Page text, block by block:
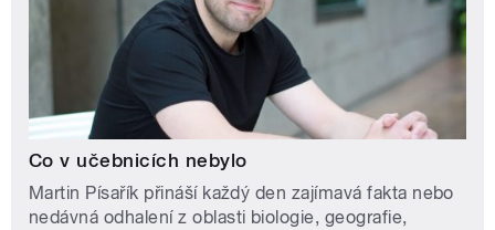
Co v učebnicích nebylo
Martin Písařík přináší každý den zajímavá fakta nebo
nedávná odhalení z oblasti biologie, geografie,